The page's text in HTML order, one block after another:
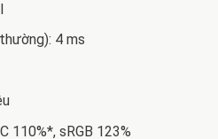
4 ms
110%*, sRGB 123%